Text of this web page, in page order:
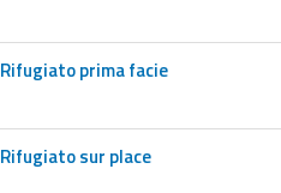
Rifugiato prima facie
Rifugiato sur place